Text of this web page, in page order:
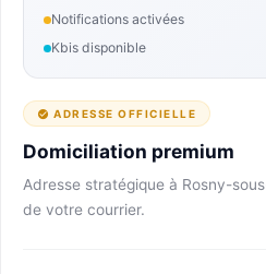
Notifications activées
Kbis disponible
ADRESSE OFFICIELLE
Domiciliation premium
Adresse stratégique à Rosny-
de votre courrier.